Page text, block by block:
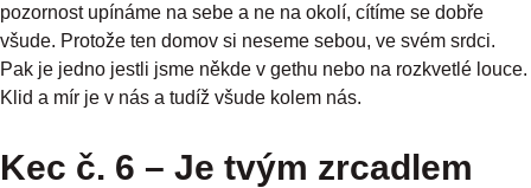
pozornost upínáme na sebe a ne na okolí, cítíme se dobře
všude. Protože ten domov si neseme sebou, ve svém srdci.
Pak je jedno jestli jsme někde v gethu nebo na rozkvetlé louce.
Klid a mír je v nás a tudíž všude kolem nás.
Kec č. 6 – Je tvým zrcadlem